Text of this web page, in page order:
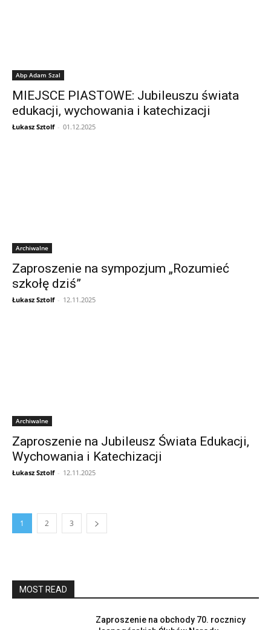
Abp Adam Szal
MIEJSCE PIASTOWE: Jubileuszu świata
edukacji, wychowania i katechizacji
Łukasz Sztolf - 01.12.2025
Archiwalne
Zaproszenie na sympozjum „Rozumieć
szkołę dziś”
Łukasz Sztolf - 12.11.2025
Archiwalne
Zaproszenie na Jubileusz Świata Edukacji,
Wychowania i Katechizacji
Łukasz Sztolf - 12.11.2025
1 2 3
MOST READ
Zaproszenie na obchody 70. rocznicy